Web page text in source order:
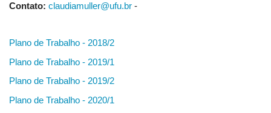
Contato: claudiamuller@ufu.br -
Plano de Trabalho - 2018/2
Plano de Trabalho - 2019/1
Plano de Trabalho - 2019/2
Plano de Trabalho - 2020/1